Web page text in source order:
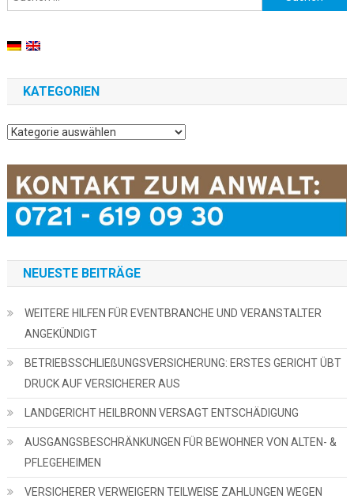
KATEGORIEN
Kategorien
NEUESTE BEITRÄGE
WEITERE HILFEN FÜR EVENTBRANCHE UND VERANSTALTER
ANGEKÜNDIGT
BETRIEBSSCHLIEßUNGSVERSICHERUNG: ERSTES GERICHT ÜBT
DRUCK AUF VERSICHERER AUS
LANDGERICHT HEILBRONN VERSAGT ENTSCHÄDIGUNG
AUSGANGSBESCHRÄNKUNGEN FÜR BEWOHNER VON ALTEN- &
PFLEGEHEIMEN
VERSICHERER VERWEIGERN TEILWEISE ZAHLUNGEN WEGEN